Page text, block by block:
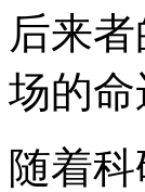
后来
场的命
随着